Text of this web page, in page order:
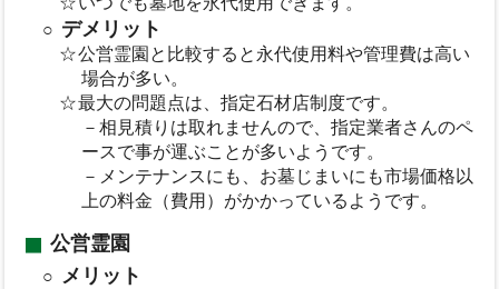
デメリット
公営霊園と比較すると永代使用料や管理費は高い
場合が多い。
最大の問題点は、指定石材店制度です。
－相見積りは取れませんので、指定業者さんのペ
ースで事が運ぶことが多いようです。
－メンテナンスにも、お墓じまいにも市場価格以
上の料金（費用）がかかっているようです。
公営霊園
メリット